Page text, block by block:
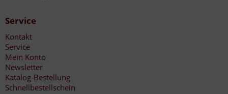
Service
Kontakt
Service
Mein Konto
Newsletter
Katalog-Bestellung
Schnellbestellschein